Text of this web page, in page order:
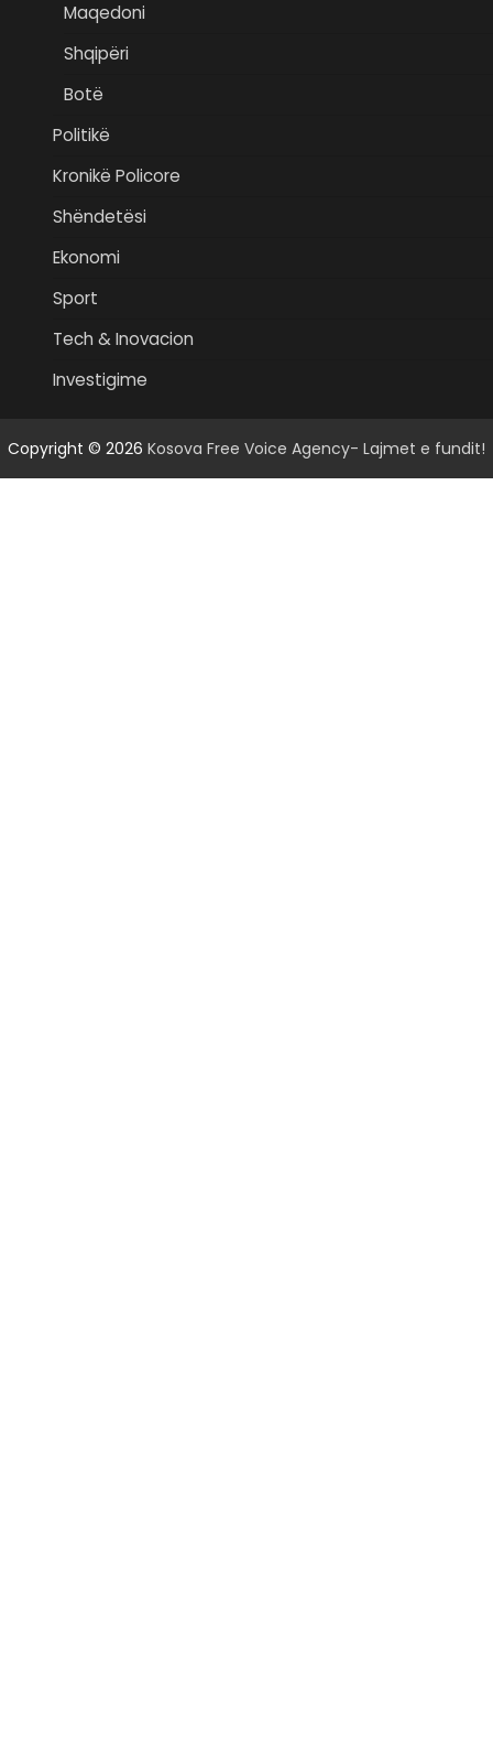
Maqedoni
Shqipëri
Botë
Politikë
Kronikë Policore
Shëndetësi
Ekonomi
Sport
Tech & Inovacion
Investigime